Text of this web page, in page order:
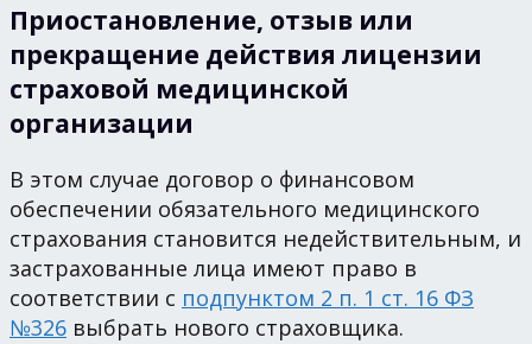
Приостановление, отзыв или
прекращение действия лицензии
страховой медицинской
организации
В этом случае договор о финансовом
обеспечении обязательного медицинского
страхования становится недействительным, и
застрахованные лица имеют право в
соответствии с подпунктом 2 п. 1 ст. 16 ФЗ
№326 выбрать нового страховщика.